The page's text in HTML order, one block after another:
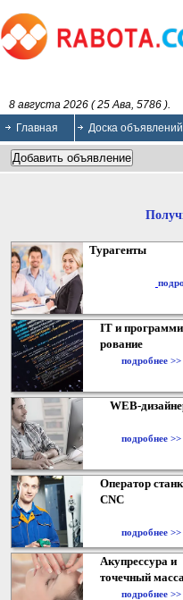
8 августа 2026 ( 25 Ава, 5786 ).
Главная
Доска объявлений
Турагенты
IT и
рование
подробнее >>
WEB-
подробнее >>
Оператор
CNC
подробнее >>
Акупрессура и
точечный
подробнее >>